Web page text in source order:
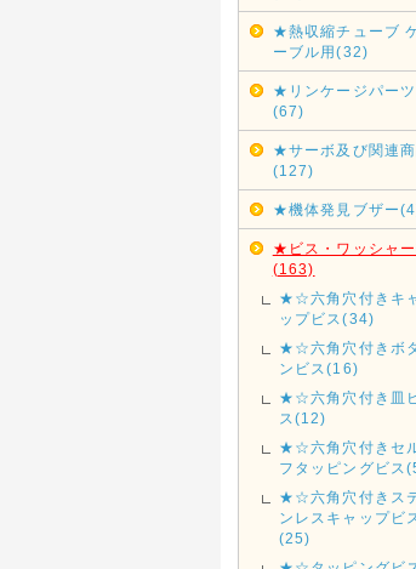
★熱収縮チューブ
ーブル用(32)
★リンケージパーツ
(67)
★サーボ及び関連商
(127)
★機体発見ブザー
★ビス・ワッシャ
(163)
★☆六角穴付きキ
ップビス(34)
★☆六角穴付きボ
ンビス(16)
★☆六角穴付き皿
ス(12)
★☆六角穴付きセ
フタッピングビス
★☆六角穴付きス
ンレスキャップビ
(25)